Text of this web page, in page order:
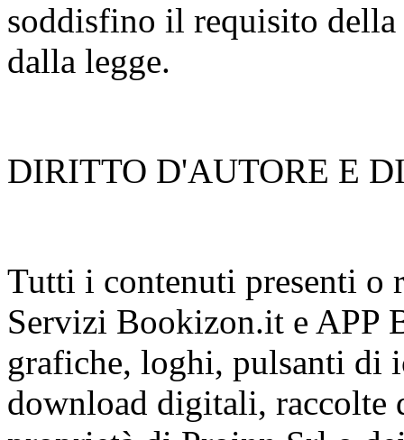
soddisfino il requisito
dalla legge.
DIRITTO D'AUTORE E
Tutti i contenuti presenti o
Servizi Bookizon.it e APP
grafiche, loghi, pulsanti di
download digitali, raccolte